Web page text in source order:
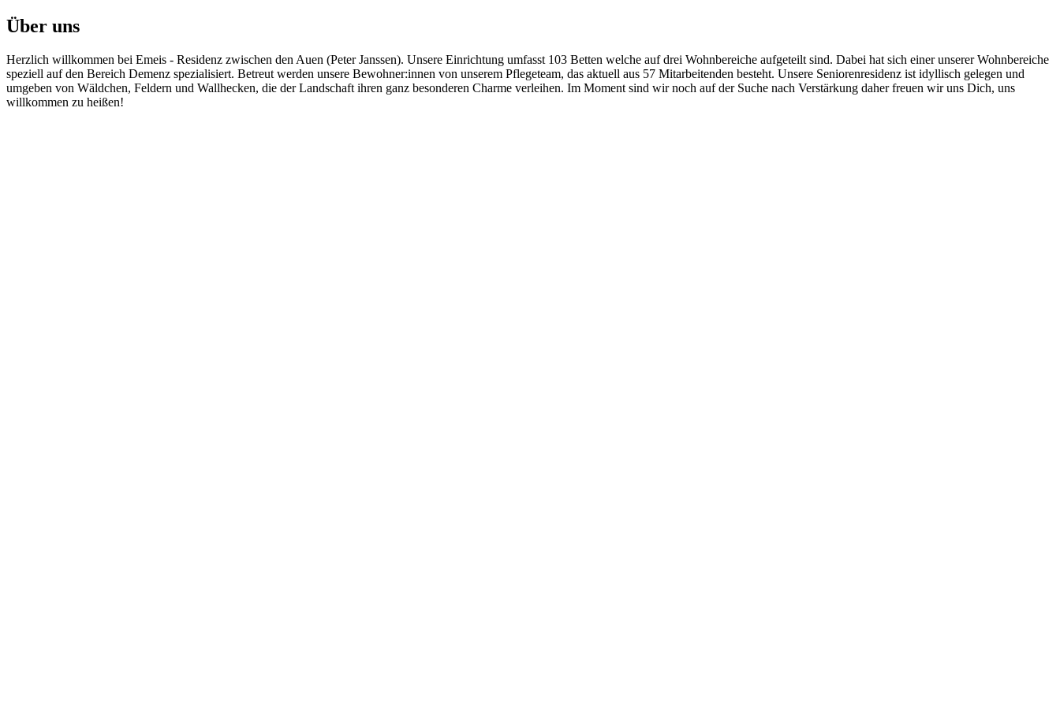
Über uns
Herzlich willkommen bei Emeis - Residenz zwischen den Auen (Peter Janssen). Unsere Einrichtung umfasst 103 Betten welche auf drei Wohnbereiche aufgeteilt sind. Dabei hat sich einer unserer Wohnbereiche
speziell auf den Bereich Demenz spezialisiert. Betreut werden unsere Bewohner:innen von unserem Pflegeteam, das aktuell aus 57 Mitarbeitenden besteht. Unsere Seniorenresidenz ist idyllisch gelegen und
umgeben von Wäldchen, Feldern und Wallhecken, die der Landschaft ihren ganz besonderen Charme verleihen. Im Moment sind wir noch auf der Suche nach Verstärkung daher freuen wir uns Dich, uns
willkommen zu heißen!